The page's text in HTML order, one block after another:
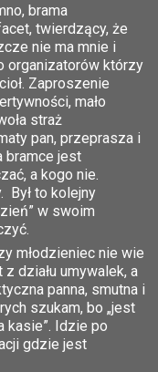
brama
twierdzący, że
nie ma mnie i
organizatorów którzy
Zaproszenie
mało
straż
pan, przeprasza i
bramce jest
a kogo nie.
Był to kolejny
w swoim
młodzieniec nie wie
działu umywalek, a
panna, smutna i
szukam, bo „jest
kasie”. Idzie po
gdzie jest